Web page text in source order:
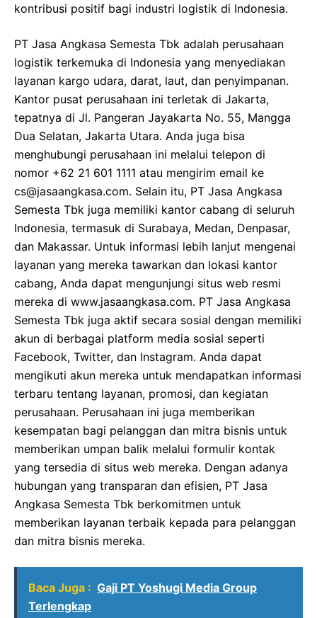
kontribusi positif bagi industri logistik di Indonesia.
PT Jasa Angkasa Semesta Tbk adalah perusahaan
logistik terkemuka di Indonesia yang menyediakan
layanan kargo udara, darat, laut, dan penyimpanan.
Kantor pusat perusahaan ini terletak di Jakarta,
tepatnya di Jl. Pangeran Jayakarta No. 55, Mangga
Dua Selatan, Jakarta Utara. Anda juga bisa
menghubungi perusahaan ini melalui telepon di
nomor +62 21 601 1111 atau mengirim email ke
cs@jasaangkasa.com. Selain itu, PT Jasa Angkasa
Semesta Tbk juga memiliki kantor cabang di seluruh
Indonesia, termasuk di Surabaya, Medan, Denpasar,
dan Makassar. Untuk informasi lebih lanjut mengenai
layanan yang mereka tawarkan dan lokasi kantor
cabang, Anda dapat mengunjungi situs web resmi
mereka di www.jasaangkasa.com. PT Jasa Angkasa
Semesta Tbk juga aktif secara sosial dengan memiliki
akun di berbagai platform media sosial seperti
Facebook, Twitter, dan Instagram. Anda dapat
mengikuti akun mereka untuk mendapatkan informasi
terbaru tentang layanan, promosi, dan kegiatan
perusahaan. Perusahaan ini juga memberikan
kesempatan bagi pelanggan dan mitra bisnis untuk
memberikan umpan balik melalui formulir kontak
yang tersedia di situs web mereka. Dengan adanya
hubungan yang transparan dan efisien, PT Jasa
Angkasa Semesta Tbk berkomitmen untuk
memberikan layanan terbaik kepada para pelanggan
dan mitra bisnis mereka.
Baca Juga : Gaji PT Yoshugi Media Group
Terlengkap